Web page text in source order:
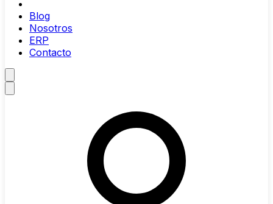
Blog
Nosotros
ERP
Contacto